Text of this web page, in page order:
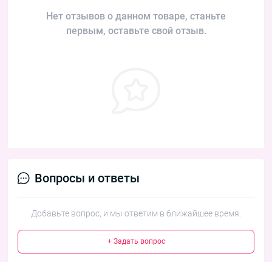
Нет отзывов о данном товаре, станьте
первым, оставьте свой отзыв.
Вопросы и ответы
Добавьте вопрос, и мы ответим в ближайшее время.
+ Задать вопрос